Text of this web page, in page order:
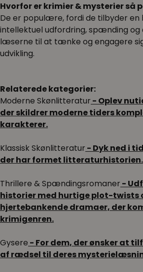
Hvorfor er krimier & mysterier så
De er populære, fordi de tilbyder en
intellektuel udfordring, spænding og
læserne til at tænke og engagere
udvikling.
Relaterede kategorier:
Moderne Skønlitteratur - Oplev
der skildrer moderne tiders
karakterer.
Klassisk Skønlitteratur - Dyk ned i
der har formet litteraturhistorien.
Thrillere & Spændingsromaner -
historier med hurtige plot-twists
hjertebankende dramaer, der
krimigenren.
Gysere - For dem, der ønsker at
af rædsel til deres